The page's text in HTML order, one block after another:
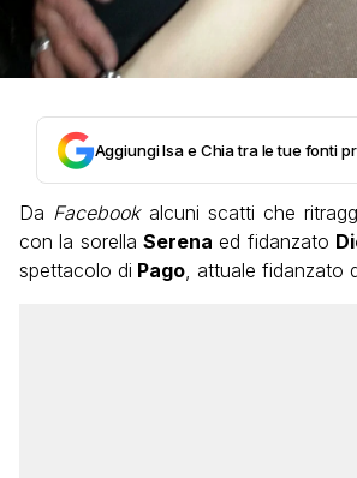
Aggiungi Isa e Chia tra le tue fonti
Da Facebookalcuni scatti che
con la sorella Serena ed fidanzato
spettacolo di Pago, attuale fidanzato